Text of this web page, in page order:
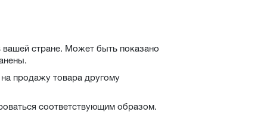
стране. Может быть показано
продажу товара другому
соответствующим образом.